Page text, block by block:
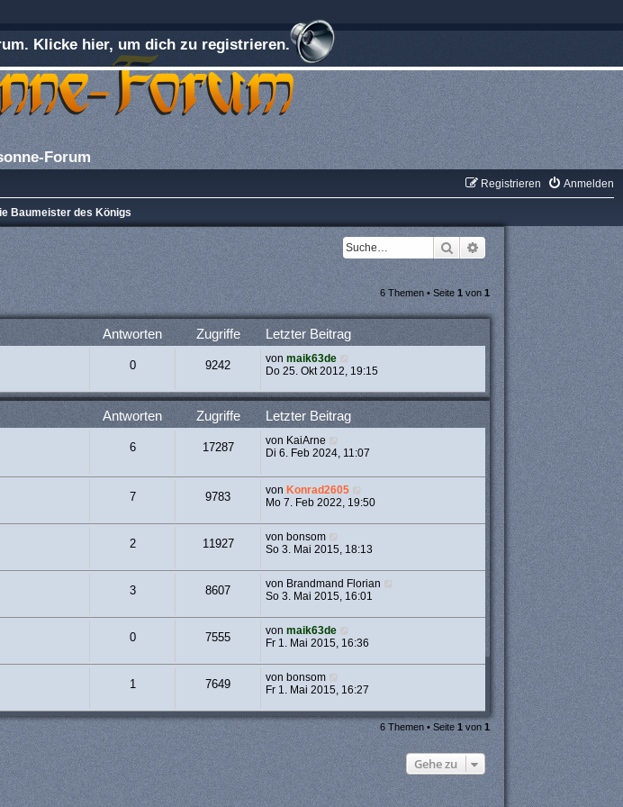
Klicke hier, um dich zu registrieren.
Forum
Anmelden
Registrieren
Baumeister des Königs
Suche
Erweiterte Suche
6 Themen • Seite1 von1
Antworten Zugriffe Letzter Beitrag
0 9242 vonmaik63de
Do 25. Okt 2012, 19:15
Antworten Zugriffe Letzter Beitrag
6 17287 von KaiArne
Di 6. Feb 2024, 11:07
7 9783 von Konrad2605
Mo 7. Feb 2022, 19:50
2 11927 von bonsom
So 3. Mai 2015, 18:13
3 8607 von Brandmand Florian
So 3. Mai 2015, 16:01
0 7555 vonmaik63de
Fr 1. Mai 2015, 16:36
1 7649 von bonsom
Fr 1. Mai 2015, 16:27
6 Themen • Seite1von1
Gehe zu